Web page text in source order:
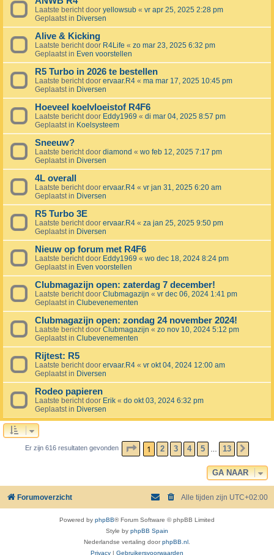
Laatste bericht door yellowsub « vr apr 25, 2025 2:28 pm
Geplaatst in Diversen
Alive & Kicking
Laatste bericht door R4Life « zo mar 23, 2025 6:32 pm
Geplaatst in Even voorstellen
R5 Turbo in 2026 te bestellen
Laatste bericht door ervaar.R4 « ma mar 17, 2025 10:45 pm
Geplaatst in Diversen
Hoeveel koelvloeistof R4F6
Laatste bericht door Eddy1969 « di mar 04, 2025 8:57 pm
Geplaatst in Koelsysteem
Sneeuw?
Laatste bericht door diamond « wo feb 12, 2025 7:17 pm
Geplaatst in Diversen
4L overall
Laatste bericht door ervaar.R4 « vr jan 31, 2025 6:20 am
Geplaatst in Diversen
R5 Turbo 3E
Laatste bericht door ervaar.R4 « za jan 25, 2025 9:50 pm
Geplaatst in Diversen
Nieuw op forum met R4F6
Laatste bericht door Eddy1969 « wo dec 18, 2024 8:24 pm
Geplaatst in Even voorstellen
Clubmagazijn open: zaterdag 7 december!
Laatste bericht door Clubmagazijn « vr dec 06, 2024 1:41 pm
Geplaatst in Clubevenementen
Clubmagazijn open: zondag 24 november 2024!
Laatste bericht door Clubmagazijn « zo nov 10, 2024 5:12 pm
Geplaatst in Clubevenementen
Rijtest: R5
Laatste bericht door ervaar.R4 « vr okt 04, 2024 12:00 am
Geplaatst in Diversen
Rodeo papieren
Laatste bericht door Erik « do okt 03, 2024 6:32 pm
Geplaatst in Diversen
Er zijn 616 resultaten gevonden PAGINA VAN 13
1 2 3 4 5 13
GA NAAR
Forumoverzicht Alle tijden zijn UTC+02:00
Powered by phpBB® Forum Software © phpBB Limited
Style by phpBB Spain
Nederlandse vertaling doorphpBB.nl .
Privacy
Gebruikersvoorwaarden